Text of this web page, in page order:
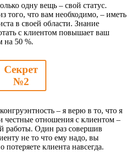
одну вещь – свой статус.
того, что вам необходимо, – иметь
в своей области. Знание
с клиентом повышает ваш
на 50 %.
Секрет
№2
– я верю в то, что я
честные отношения с клиентом –
работы. Один раз совершив
не то что ему надо, вы
потеряете клиента навсегда.